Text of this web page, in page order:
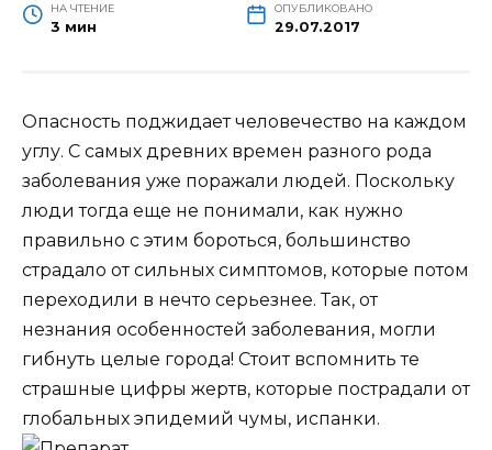
НА ЧТЕНИЕ
3 мин
ОПУБЛИКОВАНО
29.07.2017
Опасность поджидает человечество на каждом
углу. С самых древних времен разного рода
заболевания уже поражали людей. Поскольку
люди тогда еще не понимали, как нужно
правильно с этим бороться, большинство
страдало от сильных симптомов, которые потом
переходили в нечто серьезнее. Так, от
незнания особенностей заболевания, могли
гибнуть целые города! Стоит вспомнить те
страшные цифры жертв, которые пострадали от
глобальных эпидемий чумы, испанки.